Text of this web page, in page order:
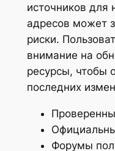
источников
адресов может
риски.
внимание на
ресурсы, чтобы
последних
Форумы